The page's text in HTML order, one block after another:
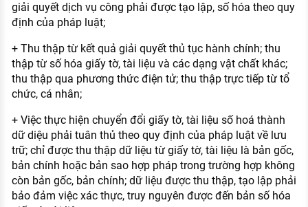
giải quyết dịch vụ công phải được tạo lập, số hóa theo quy
định của pháp luật;
+ Thu thập từ kết quả giải quyết thủ tục hành chính; thu
thập từ số hóa giấy tờ, tài liệu và các dạng vật chất khác;
thu thập qua phương thức điện tử; thu thập trực tiếp từ tổ
chức, cá nhân;
+ Việc thực hiện chuyển đổi giấy tờ, tài liệu số hoá thành
dữ diệu phải tuân thủ theo quy định của pháp luật về lưu
trữ; chỉ được thu thập dữ liệu từ giấy tờ, tài liệu là bản gốc,
bản chính hoặc bản sao hợp pháp trong trường hợp không
còn bản gốc, bản chính; dữ liệu được thu thập, tạo lập phải
bảo đảm việc xác thực, truy nguyên được đến bản số hóa